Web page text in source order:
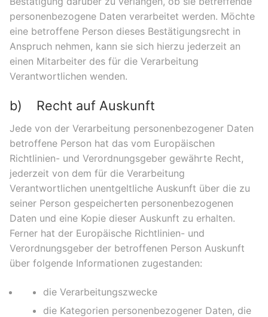
personenbezogene Daten verarbeitet werden. Möchte
eine betroffene Person dieses Bestätigungsrecht in
Anspruch nehmen, kann sie sich hierzu jederzeit an
einen Mitarbeiter des für die Verarbeitung
Verantwortlichen wenden.
b) Recht auf Auskunft
Jede von der Verarbeitung personenbezogener Daten
betroffene Person hat das vom Europäischen
Richtlinien- und Verordnungsgeber gewährte Recht,
jederzeit von dem für die Verarbeitung
Verantwortlichen unentgeltliche Auskunft über die zu
seiner Person gespeicherten personenbezogenen
Daten und eine Kopie dieser Auskunft zu erhalten.
Ferner hat der Europäische Richtlinien- und
Verordnungsgeber der betroffenen Person Auskunft
über folgende Informationen zugestanden:
die Verarbeitungszwecke
die Kategorien personenbezogener Daten, die